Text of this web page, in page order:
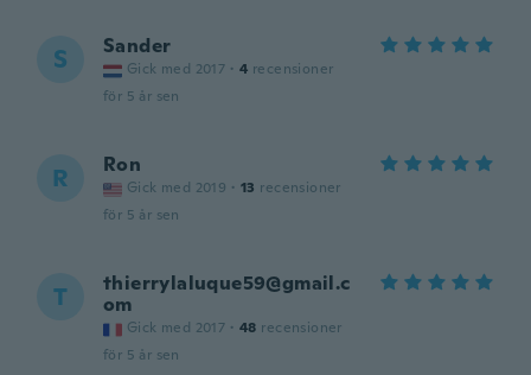
S Sander
Gick med 2017 · 4 recensioner
för 5 år sen
R Ron
Gick med 2019 · 13 recensioner
för 5 år sen
T
thierrylaluque59@gmail.c
om
Gick med 2017 · 48 recensioner
för 5 år sen